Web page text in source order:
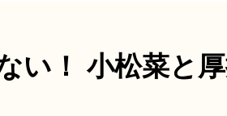
い！小松菜と